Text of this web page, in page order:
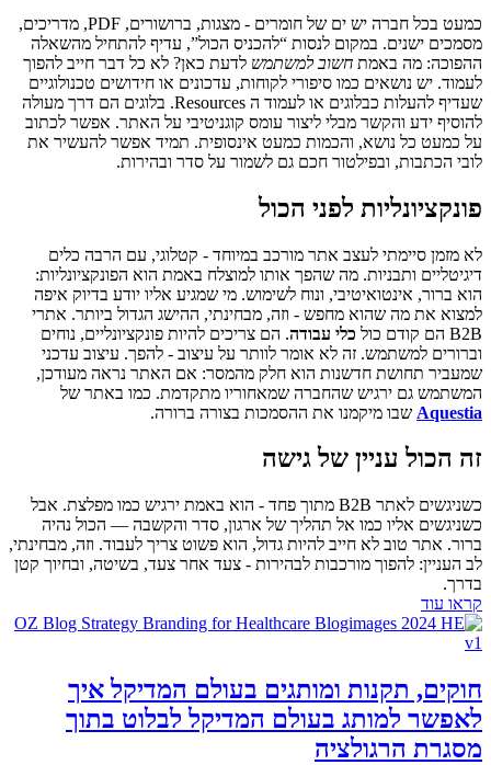
כמעט בכל חברה יש ים של חומרים - מצגות, ברושורים, PDF, מדריכים,
מסמכים ישנים. במקום לנסות “להכניס הכול”, עדיף להתחיל מהשאלה
ההפוכה: מה באמת חשוב למשתמש לדעת כאן? לא כל דבר חייב להפוך
לעמוד. יש נושאים כמו סיפורי לקוחות, עדכונים או חידושים טכנולוגיים
שעדיף להעלות כבלוגים או לעמוד ה Resources. בלוגים הם דרך מעולה
להוסיף ידע והקשר מבלי ליצור עומס קוגניטיבי על האתר. אפשר לכתוב
על כמעט כל נושא, והכמות כמעט אינסופית. תמיד אפשר להעשיר את
לובי הכתבות, ובפילטור חכם גם לשמור על סדר ובהירות.
פונקציונליות לפני הכול
לא מזמן סיימתי לעצב אתר מורכב במיוחד - קטלוגי, עם הרבה כלים
דיגיטליים ותבניות. מה שהפך אותו למוצלח באמת הוא הפונקציונליות:
הוא ברור, אינטואיטיבי, ונוח לשימוש. מי שמגיע אליו יודע בדיוק איפה
למצוא את מה שהוא מחפש - וזה, מבחינתי, ההישג הגדול ביותר. אתרי
B2B הם קודם כול
כלי עבודה. הם צריכים להיות פונקציונליים, נוחים
וברורים למשתמש. זה לא אומר לוותר על עיצוב - להפך. עיצוב עדכני
שמעביר תחושת חדשנות הוא חלק מהמסר: אם האתר נראה מעודכן,
המשתמש גם ירגיש שהחברה שמאחוריו מתקדמת. כמו באתר של
Aquestia שבו מיקמנו את ההסמכות בצורה ברורה.
זה הכול עניין של גישה
כשניגשים לאתר B2B מתוך פחד - הוא באמת ירגיש כמו מפלצת. אבל
כשניגשים אליו כמו אל תהליך של ארגון, סדר והקשבה — הכול נהיה
ברור. אתר טוב לא חייב להיות גדול, הוא פשוט צריך לעבוד. וזה, מבחינתי,
לב העניין: להפוך מורכבות לבהירות - צעד אחר צעד, בשיטה, ובחיוך קטן
בדרך.
קראו עוד
חוקים, תקנות ומותגים בעולם המדיקל איך
לאפשר למותג בעולם המדיקל לבלוט בתוך
מסגרת הרגולציה